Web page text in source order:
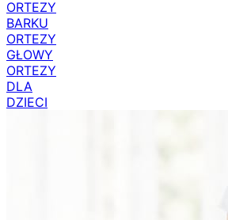
ORTEZY
BARKU
ORTEZY
GŁOWY
ORTEZY
DLA
DZIECI